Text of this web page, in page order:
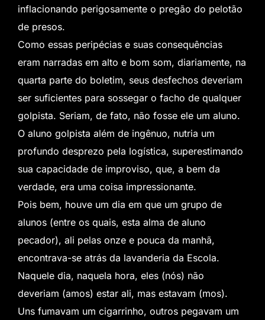
inflacionando perigosamente o pregão do pelotão
de presos.
Como essas peripécias e suas consequências
eram narradas em alto e bom som, diariamente, na
quarta parte do boletim, seus desfechos deveriam
ser suficientes para sossegar o facho de qualquer
golpista. Seriam, de fato, não fosse ele um aluno.
O aluno golpista além de ingênuo, nutria um
profundo desprezo pela logística, superestimando
sua capacidade de improviso, que, a bem da
verdade, era uma coisa impressionante.
Pois bem, houve um dia em que um grupo de
alunos (entre os quais, esta alma de aluno
pecador), ali pelas onze e pouca da manhã,
encontrava-se atrás da lavanderia da Escola.
Naquele dia, naquela hora, eles (nós) não
deveriam (amos) estar ali, mas estavam (mos).
Uns fumavam um cigarrinho, outros pegavam um